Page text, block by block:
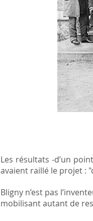
Les résultats -d’un
avaient raillé le projet :
Bligny n’est pas
mobilisant autant de